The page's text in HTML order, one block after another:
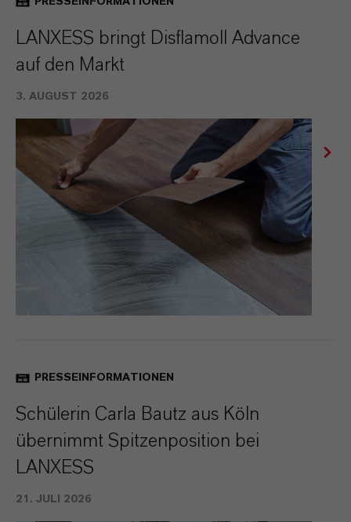
LANXESS bringt Disflamoll Advance
auf den Markt
3. AUGUST 2026
PRESSEINFORMATIONEN
Schülerin Carla Bautz aus Köln
übernimmt Spitzenposition bei
LANXESS
21. JULI 2026